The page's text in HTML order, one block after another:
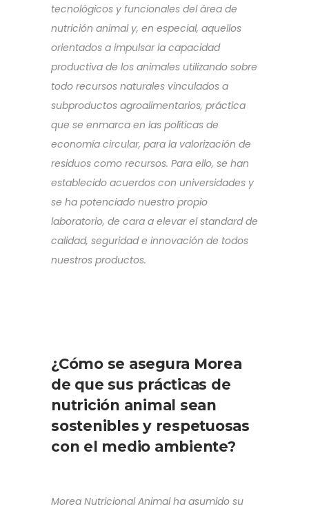
tecnológicos y funcionales del área de
nutrición animal y, en especial, aquellos
orientados a impulsar la capacidad
productiva de los animales utilizando sobre
todo recursos naturales vinculados a
subproductos agroalimentarios, práctica
que se enmarca en las políticas de
economía circular, para la valorización de
residuos como recursos. Para ello, se han
establecido acuerdos con universidades y
se ha potenciado nuestro propio
laboratorio, de cara a elevar el standard de
calidad, seguridad e innovación de todos
nuestros productos.
¿Cómo se asegura Morea
de que sus prácticas de
nutrición animal sean
sostenibles y respetuosas
con el medio ambiente?
Morea Nutricional Animal ha asumido su